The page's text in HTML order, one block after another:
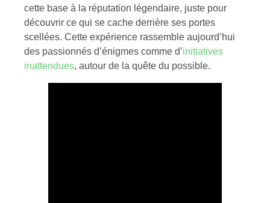
cette base à la réputation légendaire, juste pour
découvrir ce qui se cache derrière ses portes
scellées. Cette expérience rassemble aujourd’hui
des passionnés d’énigmes comme d’initiatives
inattendues, autour de la quête du possible.